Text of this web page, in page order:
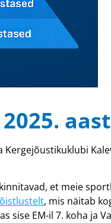
et meie
, mis näitab
sise EM-il 7. koha ja